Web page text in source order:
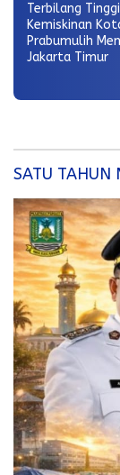
Terbilang
Kemiskinan
Prabumulih
Jakarta Timur
SATU TAHUN